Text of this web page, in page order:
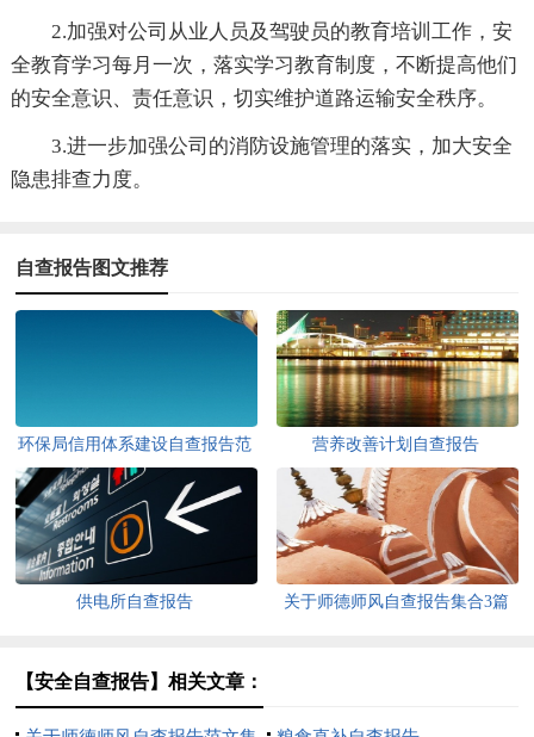
2.加强对公司从业人员及驾驶员的教育培训工作，安
全教育学习每月一次，落实学习教育制度，不断提高他们
的安全意识、责任意识，切实维护道路运输安全秩序。
3.进一步加强公司的消防设施管理的落实，加大安全
隐患排查力度。
自查报告图文推荐
环保局信用体系建设自查报告范
文（精选3篇）
营养改善计划自查报告
供电所自查报告 关于师德师风自查报告集合3篇
【安全自查报告】相关文章：